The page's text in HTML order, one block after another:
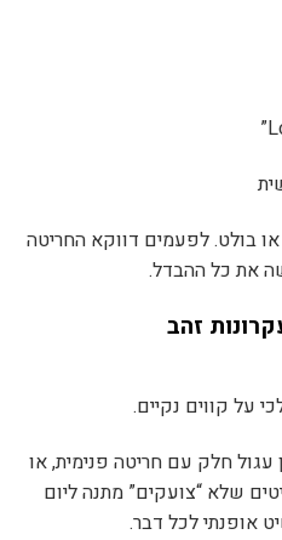
בולט. לפעמים דווקא החריטה
את כל ההבדל.
על קווים נקיים.
מכסף 925, תליון עגול חלק עם חריטה פנימית, או
שלא “צועקים” מתנה ליום
אופנתי לכל דבר.